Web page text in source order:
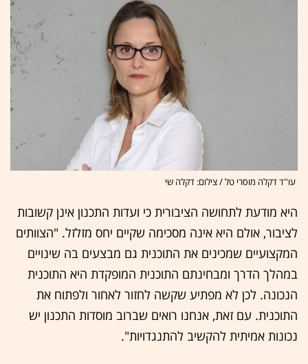
עו''ד דקלה מוסרי טל / צילום: דקלה שי
היא מודעת לתחושה הציבורית כי ועדות התכנון אינן קשובות
לציבור, אולם היא אינה מסכימה שקיים יחס מזלזל. "הצוותים
המקצועיים שמכינים את התוכנית גם מבצעים בה שינויים
במהלך הדרך ומבחינתם התוכנית המופקדת היא התוכנית
הנכונה. לכן לא מפתיע שקשה לחזור לאחור ולפתוח את
התוכנית. עם זאת, אנחנו רואים שברוב מוסדות התכנון יש
נכונות אמיתית להקשיב להתנגדויות".